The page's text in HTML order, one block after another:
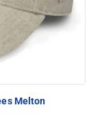
Melton